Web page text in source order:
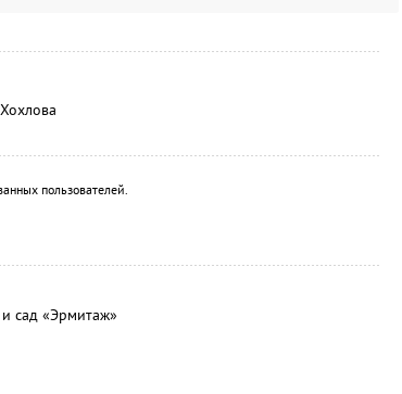
пользователей.
сад «Эрмитаж»